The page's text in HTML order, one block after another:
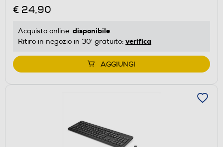
€ 24,90
Acquisto online: disponibile
Ritiro in negozio in 30' gratuito: verifica
AGGIUNGI